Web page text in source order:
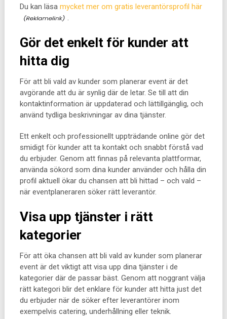
Du kan läsa mycket mer om gratis leverantörsprofil här
.
Gör det enkelt för kunder att
hitta dig
För att bli vald av kunder som planerar event är det
avgörande att du är synlig där de letar. Se till att din
kontaktinformation är uppdaterad och lättillgänglig, och
använd tydliga beskrivningar av dina tjänster.
Ett enkelt och professionellt uppträdande online gör det
smidigt för kunder att ta kontakt och snabbt förstå vad
du erbjuder. Genom att finnas på relevanta plattformar,
använda sökord som dina kunder använder och hålla din
profil aktuell ökar du chansen att bli hittad – och vald –
när eventplaneraren söker rätt leverantör.
Visa upp tjänster i rätt
kategorier
För att öka chansen att bli vald av kunder som planerar
event är det viktigt att visa upp dina tjänster i de
kategorier där de passar bäst. Genom att noggrant välja
rätt kategori blir det enklare för kunder att hitta just det
du erbjuder när de söker efter leverantörer inom
exempelvis catering, underhållning eller teknik.